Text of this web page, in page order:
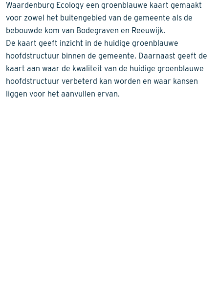
Waardenburg Ecology een groenblauwe kaart gemaakt
voor zowel het buitengebied van de gemeente als de
bebouwde kom van Bodegraven en Reeuwijk.
De kaart geeft inzicht in de huidige groenblauwe
hoofdstructuur binnen de gemeente. Daarnaast geeft de
kaart aan waar de kwaliteit van de huidige groenblauwe
hoofdstructuur verbeterd kan worden en waar kansen
liggen voor het aanvullen ervan.